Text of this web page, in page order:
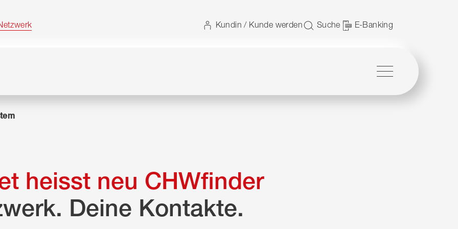
Kundin / Kunde werden Suche E-Banking
heisst neu CHWfinder
Deine Kontakte.